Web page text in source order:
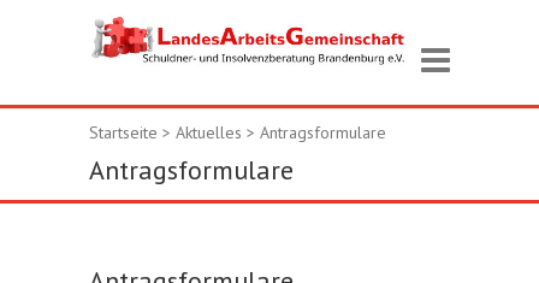
Startseite > Aktuelles > Antragsformulare
Antragsformulare